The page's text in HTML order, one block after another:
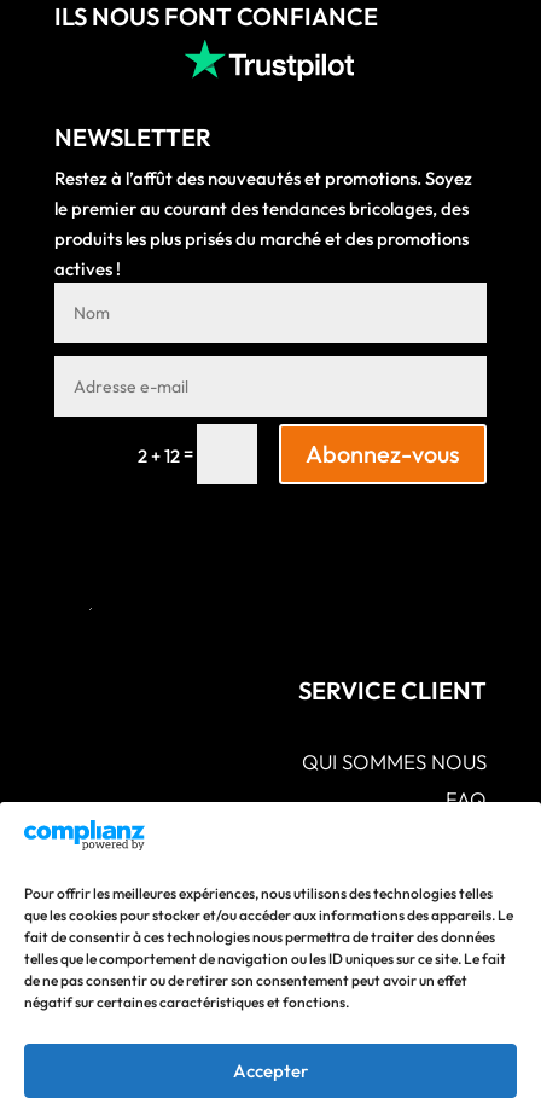
Pour offrir les meilleures expériences, nous utilisons des technologies telles
que les cookies pour stocker et/ou accéder aux informations des appareils. Le
fait de consentir à ces technologies nous permettra de traiter des données
telles que le comportement de navigation ou les ID uniques sur ce site. Le fait
de ne pas consentir ou de retirer son consentement peut avoir un effet
négatif sur certaines caractéristiques et fonctions.
Accepter
ILS NOUS FONT CONFIANCE
NEWSLETTER
Restez à l’affût des nouveautés et promotions. Soyez
le premier au courant des tendances bricolages, des
produits les plus prisés du marché et des promotions
actives !
2 + 12= Abonnez-vous
SERVICE CLIENT
QUI SOMMES NOUS
FAQ
CGV – POLITIQUES DE CONFIDENTIALITÉ –
S.A.V POLITIQUE DE RETOUR ET DE
REMBOURSEMENT
CONTACTEZ-NOUS
Suivez nos actualités en vous abonnant à nos réseaux